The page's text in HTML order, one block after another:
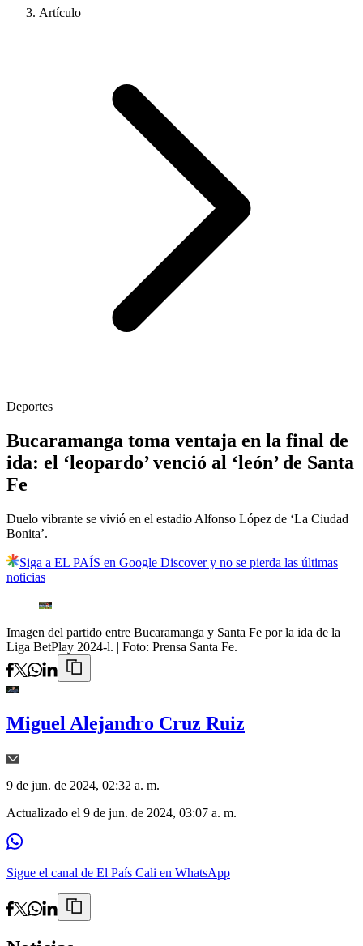
Artículo
Deportes
Bucaramanga toma ventaja en la final de
ida: el ‘leopardo’ venció al ‘león’ de Santa
Fe
Duelo vibrante se vivió en el estadio Alfonso López de ‘La Ciudad
Bonita’.
Siga a EL PAÍS en Google Discover y no se pierda las últimas
noticias
Imagen del partido entre Bucaramanga y Santa Fe por la ida de la
Liga BetPlay 2024-l. | Foto: Prensa Santa Fe.
Miguel Alejandro Cruz Ruiz
9 de jun. de 2024, 02:32 a. m.
Actualizado el 9 de jun. de 2024, 03:07 a. m.
Sigue el canal de El País Cali en WhatsApp